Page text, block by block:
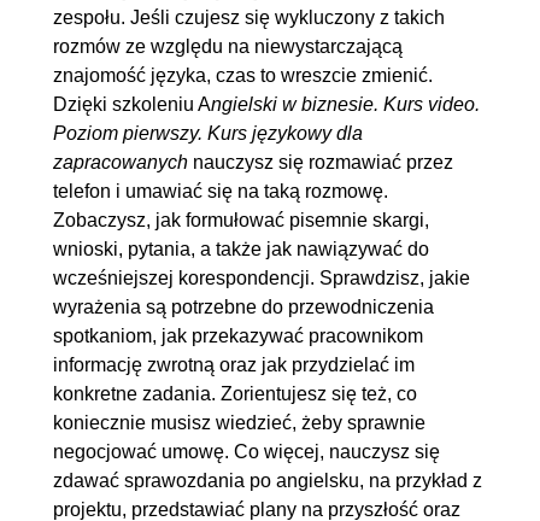
zespołu. Jeśli czujesz się wykluczony z takich
rozmów ze względu na niewystarczającą
znajomość języka, czas to wreszcie zmienić.
Dzięki szkoleniu Angielski w biznesie. Kurs video.
Poziom pierwszy. Kurs językowy dla
zapracowanych nauczysz się rozmawiać przez
telefon i umawiać się na taką rozmowę.
Zobaczysz, jak formułować pisemnie skargi,
wnioski, pytania, a także jak nawiązywać do
wcześniejszej korespondencji. Sprawdzisz, jakie
wyrażenia są potrzebne do przewodniczenia
spotkaniom, jak przekazywać pracownikom
informację zwrotną oraz jak przydzielać im
konkretne zadania. Zorientujesz się też, co
koniecznie musisz wiedzieć, żeby sprawnie
negocjować umowę. Co więcej, nauczysz się
zdawać sprawozdania po angielsku, na przykład z
projektu, przedstawiać plany na przyszłość oraz